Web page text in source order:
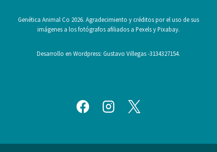
Genética Animal Co 2026. Agradecimiento y créditos por el uso de sus
imágenes a los fotógrafos afiliados a Pexels y Pixabay.
Desarrollo en Wordpress: Gustavo Villegas -3134327154.